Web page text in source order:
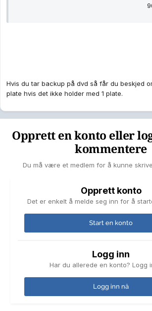
Hvis du tar backup på dvd så får du beskjed
plate hvis det ikke holder med 1 plate.
Opprett en konto eller
kommentere
Du må være et medlem for å kunne
Opprett konto
Det er enkelt å melde seg inn for å
Start en konto
Logg inn
Har du allerede en konto? Logg
Logg inn nå